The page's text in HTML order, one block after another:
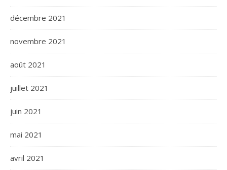
décembre 2021
novembre 2021
août 2021
juillet 2021
juin 2021
mai 2021
avril 2021